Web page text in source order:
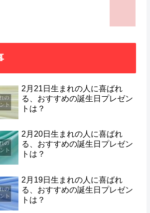
2月21日生まれの人に喜ばれ
る、おすすめの誕生日プレゼン
トは？
2月20日生まれの人に喜ばれ
る、おすすめの誕生日プレゼン
トは？
2月19日生まれの人に喜ばれ
る、おすすめの誕生日プレゼン
トは？